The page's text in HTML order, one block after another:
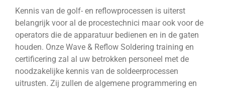
Kennis van de golf- en reflowprocessen is uiterst
belangrijk voor al de procestechnici maar ook voor de
operators die de apparatuur bedienen en in de gaten
houden. Onze Wave & Reflow Soldering training en
certificering zal al uw betrokken personeel met de
noodzakelijke kennis van de soldeerprocessen
uitrusten. Zij zullen de algemene programmering en